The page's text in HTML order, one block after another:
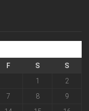
F S
S
1
2
7 8
9